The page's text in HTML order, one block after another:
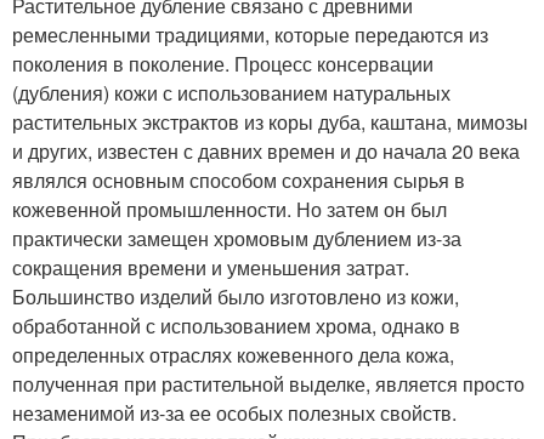
ремесленными традициями, которые передаются из
поколения в поколение. Процесс консервации
(дубления) кожи с использованием натуральных
растительных экстрактов из коры дуба, каштана, мимозы
и других, известен с давних времен и до начала 20 века
являлся основным способом сохранения сырья в
кожевенной промышленности. Но затем он был
практически замещен хромовым дублением из-за
сокращения времени и уменьшения затрат.
Большинство изделий было изготовлено из кожи,
обработанной с использованием хрома, однако в
определенных отраслях кожевенного дела кожа,
полученная при растительной выделке, является просто
незаменимой из-за ее особых полезных свойств.